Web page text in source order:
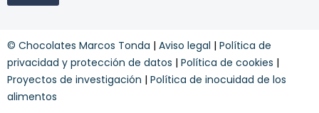
s
d
e
i
b
e
y
o
c
o
n
d
i
© Chocolates Marcos Tonda | Aviso legal | Política de
privacidad y protección de datos | Política de cookies |
Proyectos de investigación | Política de inocuidad de los
alimentos